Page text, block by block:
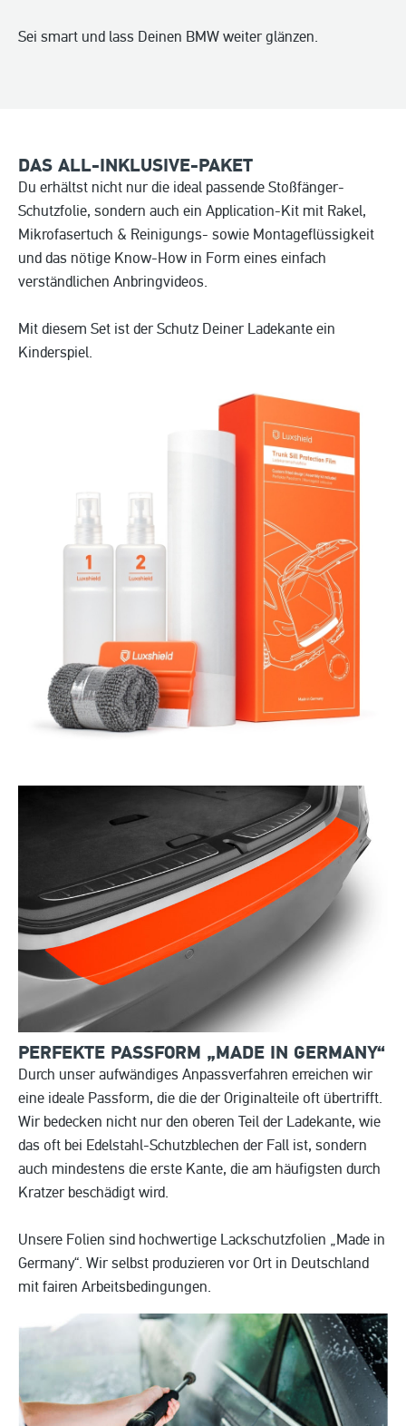
Sei smart und lass Deinen BMW weiter glänzen.
DAS ALL-INKLUSIVE-PAKET
Du erhältst nicht nur die ideal passende Stoßfänger-
Schutzfolie, sondern auch ein Application-Kit mit Rakel,
Mikrofasertuch & Reinigungs- sowie Montageflüssigkeit
und das nötige Know-How in Form eines einfach
verständlichen Anbringvideos.
Mit diesem Set ist der Schutz Deiner Ladekante ein
Kinderspiel.
PERFEKTE PASSFORM „MADE IN GERMANY“
Durch unser aufwändiges Anpassverfahren erreichen wir
eine ideale Passform, die die der Originalteile oft übertrifft.
Wir bedecken nicht nur den oberen Teil der Ladekante, wie
das oft bei Edelstahl-Schutzblechen der Fall ist, sondern
auch mindestens die erste Kante, die am häufigsten durch
Kratzer beschädigt wird.
Unsere Folien sind hochwertige Lackschutzfolien „Made in
Germany“. Wir selbst produzieren vor Ort in Deutschland
mit fairen Arbeitsbedingungen.